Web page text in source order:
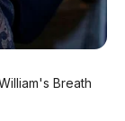
China,Breath